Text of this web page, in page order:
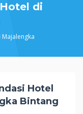
di
Hotel
Bintang